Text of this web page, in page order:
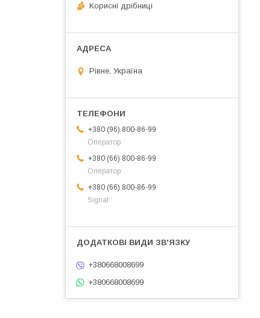
Kорисні дрібниці
Рівне, Україна
+380 (96) 800-86-99
Оператор
+380 (66) 800-86-99
Оператор
+380 (66) 800-86-99
Signal
+380668008699
+380668008699